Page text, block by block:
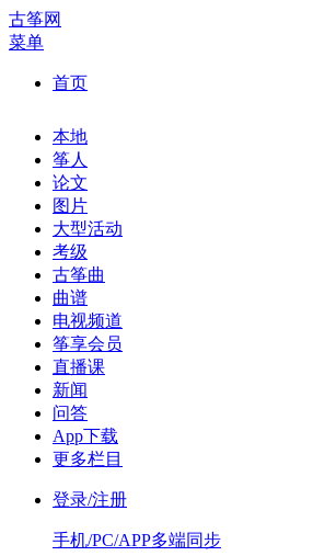
古筝网
菜单
首页
本地
筝人
论文
图片
大型活动
考级
古筝曲
曲谱
电视频道
筝享会员
直播课
新闻
问答
App下载
更多栏目
登录/注册
手机/PC/APP多端同步